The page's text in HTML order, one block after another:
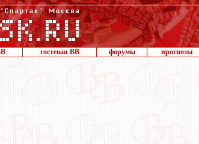
гостевая ВВ форумы прогнозы